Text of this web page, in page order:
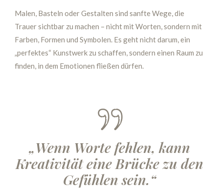
Malen, Basteln oder Gestalten sind sanfte Wege, die
Trauer sichtbar zu machen – nicht mit Worten, sondern mit
Farben, Formen und Symbolen. Es geht nicht darum, ein
„perfektes“ Kunstwerk zu schaffen, sondern einen Raum zu
finden, in dem Emotionen fließen dürfen.
„Wenn Worte fehlen, kann
Kreativität eine Brücke zu den
Gefühlen sein.“